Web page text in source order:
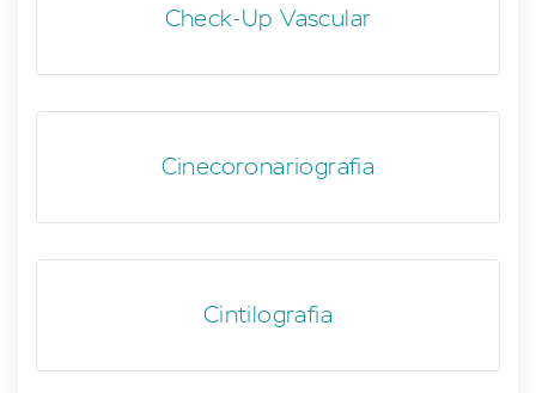
Check-Up Vascular
Cinecoronariografia
Cintilografia